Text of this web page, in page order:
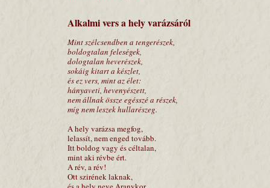
Alkalmi vers a hely varázsáról
Mint szélcsendben a tengerészek,
boldogtalan feleségek,
dologtalan heverészek,
sokáig kitart a készlet,
és ez vers, mint az élet:
hányaveti, hevenyészett,
nem állnak össze egésszé a részek,
míg nem leszek hullarészeg.
A hely varázsa megfog,
lelassít, nem enged tovább.
Itt boldog vagy és céltalan,
mint aki révbe ért.
A rév, a rév!
Ott szirének laknak,